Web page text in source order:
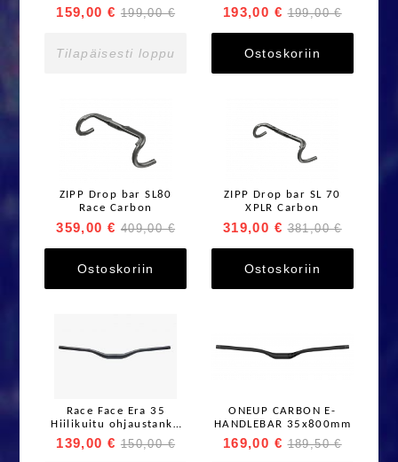
159,00 € 199,00 €
Tilapäisesti loppu
193,00 € 199,00 €
Ostoskoriin
ZIPP Drop bar SL80
Race Carbon
359,00 € 409,00 €
Ostoskoriin
ZIPP Drop bar SL 70
XPLR Carbon
319,00 € 381,00 €
Ostoskoriin
Race Face Era 35
Hiilikuitu ohjaustanko
35x800mm
139,00 € 150,00 €
ONEUP CARBON E-
HANDLEBAR 35x800mm
169,00 € 189,50 €